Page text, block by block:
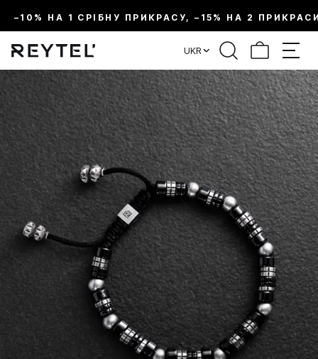
–10% НА 1 СРІБНУ ПРИКРАСУ, –15% НА 2
UKR